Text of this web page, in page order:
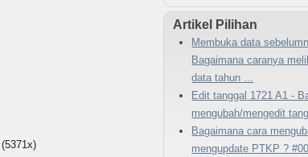
(5371x)
Artikel Pilihan
Membuka data
Bagaimana caranya
data tahun ...
Edit tanggal 1721 A1 -
mengubah/mengedit
Bagaimana cara
mengupdate PTKP ?